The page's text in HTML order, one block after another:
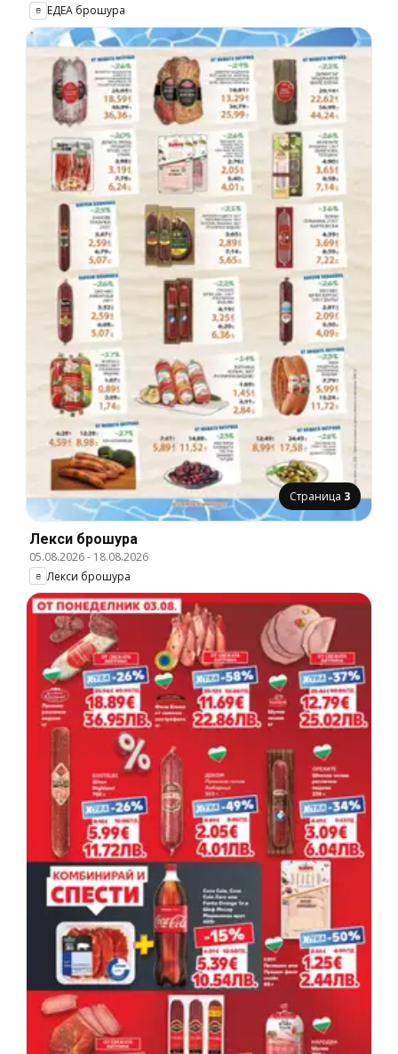
ЕДЕА брошура
Страница 3
Лекси брошура
05.08.2026- 18.08.2026
Лекси брошура